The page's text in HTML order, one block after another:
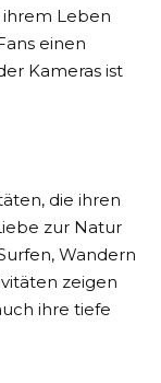
ihrem Leben
einen
Kameras ist
die ihren
zur Natur
Wandern
zeigen
ihre tiefe